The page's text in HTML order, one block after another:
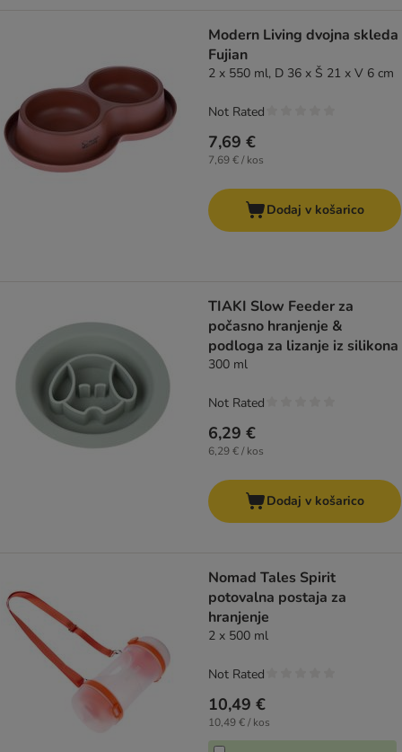
Modern Living dvojna skleda
Fujian
2 x 550 ml, D 36 x Š 21 x V 6 cm
7,69 €
7,69 € / kos
Not Rated
Dodaj v košarico
TIAKI Slow Feeder za
počasno hranjenje &
podloga za lizanje iz silikona
300 ml
6,29 €
6,29 € / kos
Not Rated
Dodaj v košarico
Nomad Tales Spirit
potovalna postaja za
hranjenje
2 x 500 ml
10,49 €
10,49 € / kos
Not Rated